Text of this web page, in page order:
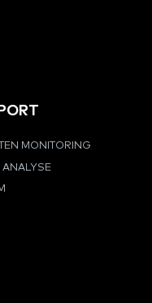
MONITORING
ANALYSE